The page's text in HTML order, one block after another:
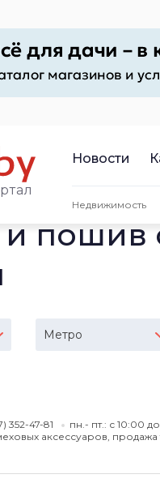
Новости
Недвижимость
пошив
Метро
352-47-81 пн.- пт.: с 10:00
аксессуаров,